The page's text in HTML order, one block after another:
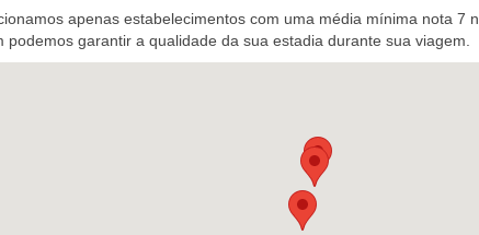
apenas estabelecimentos com uma média mínima nota 7
podemos garantir a qualidade da sua estadia durante sua viagem.